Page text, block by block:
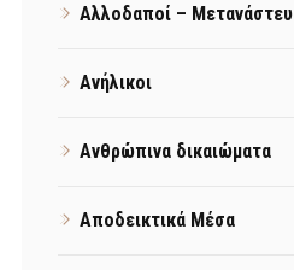
Αλλοδαποί –
Ανήλικοι
Ανθρώπινα δικαιώματα
Αποδεικτικά Μέσα